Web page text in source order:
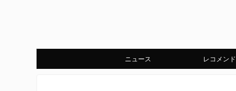
ニュース レコメンド